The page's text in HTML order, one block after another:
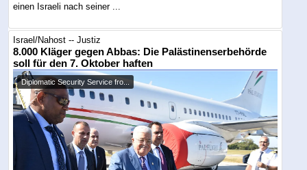
einen Israeli nach seiner ...
Israel/Nahost -- Justiz
8.000 Kläger gegen Abbas: Die Palästinenserbehörde
soll für den 7. Oktober haften
Diplomatic Security Service fro...